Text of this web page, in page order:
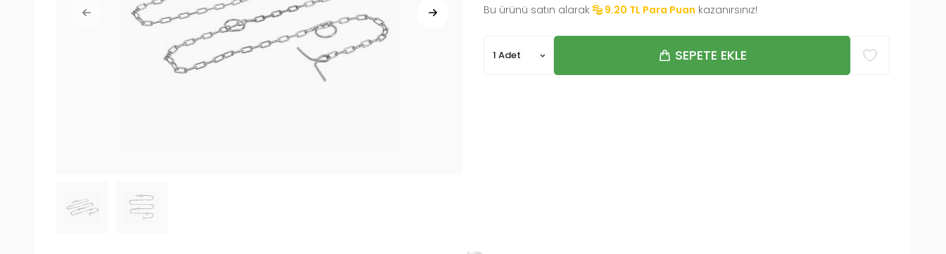
Bu ürünü satın alarak 9.20 TL Para Puan kazanırsınız!
SEPETE EKLE